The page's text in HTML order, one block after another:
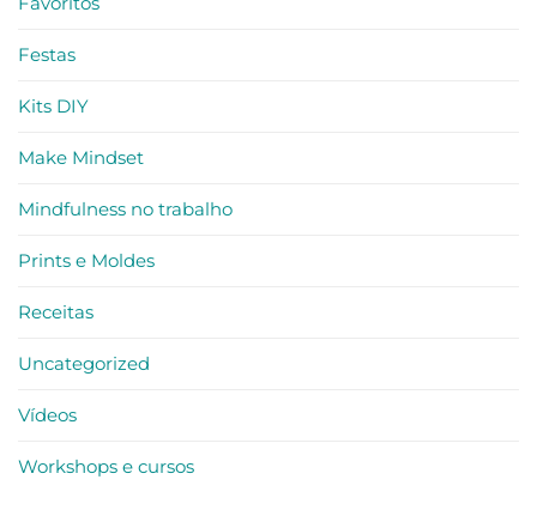
Festas
Kits DIY
Make Mindset
Mindfulness no trabalho
Prints e Moldes
Receitas
Uncategorized
Vídeos
Workshops e cursos